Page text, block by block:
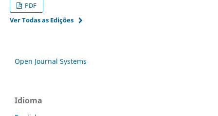
PDF
Ver Todas as Edições
Open Journal Systems
Idioma